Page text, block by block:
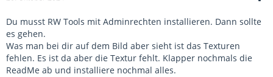
Du musst RW Tools mit Adminrechten installieren. Dann sollte
es gehen.
Was man bei dir auf dem Bild aber sieht ist das Texturen
fehlen. Es ist da aber die Textur fehlt. Klapper nochmals die
ReadMe ab und installiere nochmal alles.